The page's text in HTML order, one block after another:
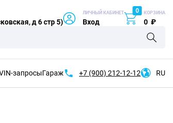
д 6 стр 5)
ЛИЧНЫЙ КАБИНЕТ
Вход
0 КОРЗИНА
0 ₽
запросыГараж +7 (900) 212-12-12 RU